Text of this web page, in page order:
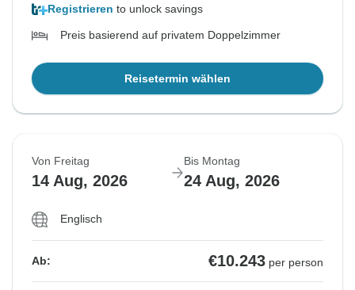
Registrieren to unlock savings
Preis basierend auf privatem Doppelzimmer
Reisetermin wählen
Von Freitag
14 Aug, 2026
Bis Montag
24 Aug, 2026
Englisch
Ab: €10.243 per person